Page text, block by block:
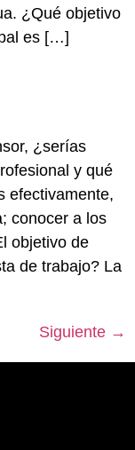
¿Qué objetivo
es […]
¿serías
y qué
efectivamente,
conocer a los
objetivo de
de trabajo? La
Siguiente →